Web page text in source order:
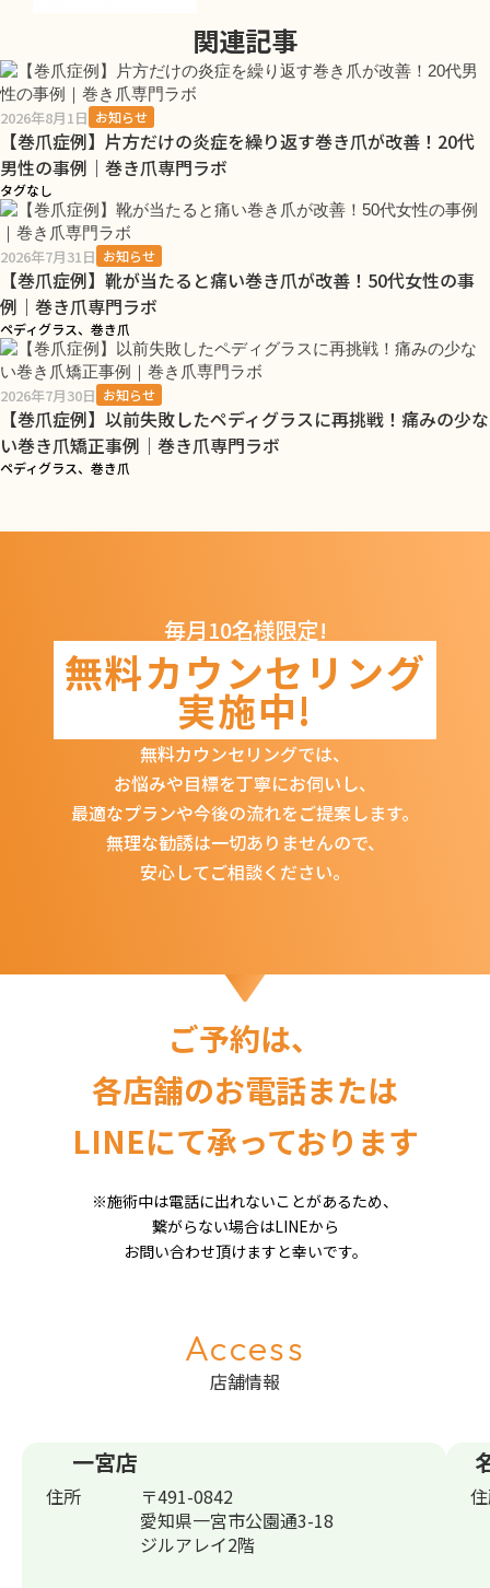
関連記事
2026年8月1日 お知らせ
【巻爪症例】片方だけの炎症を繰り返す巻き爪が改善！20代
男性の事例｜巻き爪専門ラボ
タグなし
2026年7月31日 お知らせ
【巻爪症例】靴が当たると痛い巻き爪が改善！50代女性の事
例｜巻き爪専門ラボ
ペディグラス、巻き爪
2026年7月30日 お知らせ
【巻爪症例】以前失敗したペディグラスに再挑戦！痛みの少な
い巻き爪矯正事例｜巻き爪専門ラボ
ペディグラス、巻き爪
毎月10名様限定!
無料カウンセリング
実施中!
無料カウンセリングでは、
お悩みや目標を丁寧にお伺いし、
最適なプランや今後の流れをご提案します。
無理な勧誘は一切ありませんので、
安心してご相談ください。
ご予約は、
各店舗のお電話または
LINEにて承っております
※施術中は電話に出れないことがあるため、
繋がらない場合はLINEから
お問い合わせ頂けますと幸いです。
Access
店舗情報
一宮店
住所
〒491-0842
愛知県一宮市公園通3-18
ジルアレイ2階